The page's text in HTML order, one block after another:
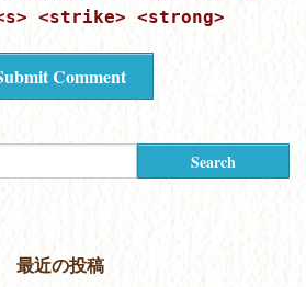
<strike> <strong>
最近の投稿